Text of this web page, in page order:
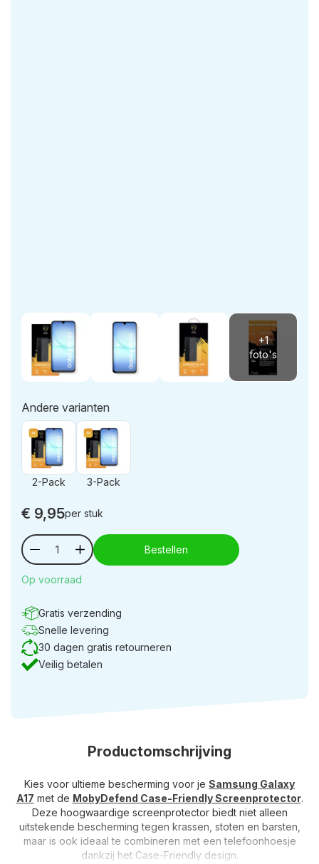
Andere varianten
2-Pack 3-Pack
€ 9,95per stuk
Bestellen
Op voorraad
Gratis verzending
Snelle levering
30 dagen gratis retourneren
Veilig betalen
Productomschrijving
Kies voor ultieme bescherming voor je Samsung Galaxy
A17 met de MobyDefend Case-Friendly Screenprotector.
Deze hoogwaardige screenprotector biedt niet alleen
uitstekende bescherming tegen krassen, stoten en barsten,
maar is ook ideaal te combineren met een telefoonhoesje
dankzij het Case-Friendly design.